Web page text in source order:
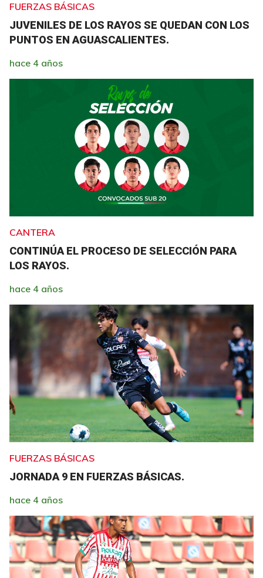
FUERZAS BÁSICAS
JUVENILES DE LOS RAYOS SE QUEDAN CON LOS
PUNTOS EN AGUASCALIENTES.
hace 4 años
CANTERA
CONTINÚA EL PROCESO DE SELECCIÓN PARA
LOS RAYOS.
hace 4 años
FUERZAS BÁSICAS
JORNADA 9 EN FUERZAS BÁSICAS.
hace 4 años